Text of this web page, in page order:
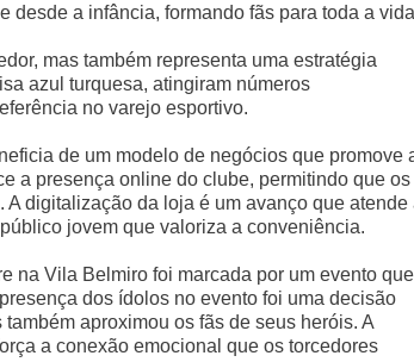
desde a infância, formando fãs para toda a
mas também representa uma estratégia
azul turquesa, atingiram números
no varejo esportivo.
de um modelo de negócios que promove
a presença online do clube, permitindo que os
digitalização da loja é um avanço que atende
jovem que valoriza a conveniência.
na Vila Belmiro foi marcada por um evento que
dos ídolos no evento foi uma decisão
aproximou os fãs de seus heróis. A
a conexão emocional que os torcedores